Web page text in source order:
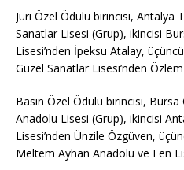
Jüri Özel Ödülü birincisi, Antalya
Sanatlar Lisesi (Grup), ikincisi
Lisesi’nden İpeksu Atalay,
Güzel Sanatlar Lisesi’nden Özlem
Basın Özel Ödülü birincisi,
Anadolu Lisesi (Grup), ikincisi
Lisesi’nden Ünzile Özgüven,
Meltem Ayhan Anadolu ve Fen